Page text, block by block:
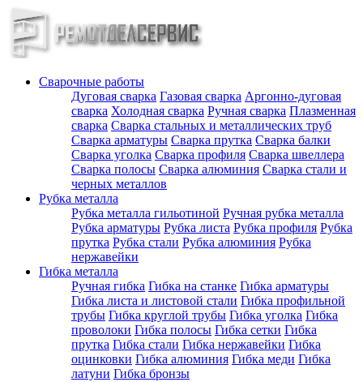
Сварочные работы
Дуговая сварка Газовая сварка Аргонно-дуговая
сварка Холодная сварка Ручная сварка Плазменная
сварка Сварка стальных и металлических труб
Сварка арматуры Сварка прутка Сварка балки
Сварка уголка Сварка профиля Сварка швеллера
Сварка полосы Сварка алюминия Сварка стали и
черных металлов
Рубка металла
Рубка металла гильотиной Ручная рубка металла
Рубка арматуры Рубка листа Рубка профиля Рубка
прутка Рубка стали Рубка алюминия Рубка
нержавейки
Гибка металла
Ручная гибка Гибка на станке Гибка арматуры
Гибка листа и листовой стали Гибка профильной
трубы Гибка круглой трубы Гибка уголка Гибка
проволоки Гибка полосы Гибка сетки Гибка
прутка Гибка стали Гибка нержавейки Гибка
оцинковки Гибка алюминия Гибка меди Гибка
латуни Гибка бронзы